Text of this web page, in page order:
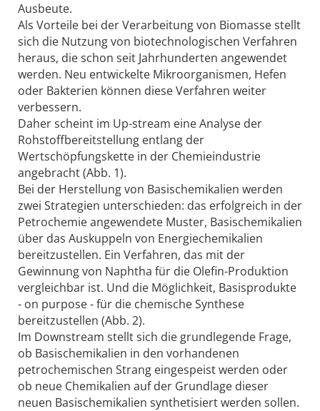
Ausbeute.
Als Vorteile bei der Verarbeitung von Biomasse stellt
sich die Nutzung von biotechnologischen Verfahren
heraus, die schon seit Jahrhunderten angewendet
werden. Neu entwickelte Mikroorganismen, Hefen
oder Bakterien können diese Verfahren weiter
verbessern.
Daher scheint im Up-stream eine Analyse der
Rohstoffbereitstellung entlang der
Wertschöpfungskette in der Chemieindustrie
angebracht (Abb. 1).
Bei der Herstellung von Basischemikalien werden
zwei Strategien unterschieden: das erfolgreich in der
Petrochemie angewendete Muster, Basischemikalien
über das Auskuppeln von Energiechemikalien
bereitzustellen. Ein Verfahren, das mit der
Gewinnung von Naphtha für die Olefin-Produktion
vergleichbar ist. Und die Möglichkeit, Basisprodukte
- on purpose - für die chemische Synthese
bereitzustellen (Abb. 2).
Im Downstream stellt sich die grundlegende Frage,
ob Basischemikalien in den vorhandenen
petrochemischen Strang eingespeist werden oder
ob neue Chemikalien auf der Grundlage dieser
neuen Basischemikalien synthetisiert werden sollen.